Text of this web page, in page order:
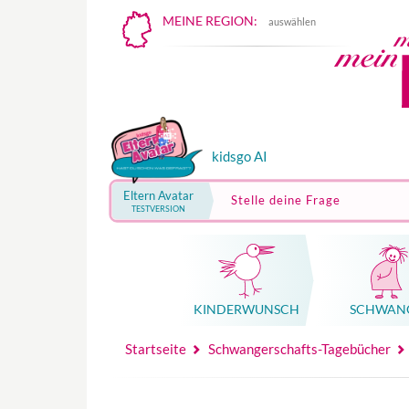
MEINE REGION: auswählen
kidsgo AI
Eltern Avatar
TESTVERSION
Stelle deine Frage
KINDER­WUNSCH
Startseite Schwangerschafts-Tagebücher